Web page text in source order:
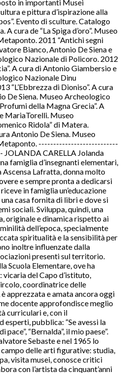
in importanti Musei
e pittura d’ispirazione alla
Evento di sculture. Catalogo
cura de “La Spiga d’oro”. Museo
2011 “Antichi segni
Bianco, Antonio De Siena e
Nazionale di Policoro. 2012
A cura di Antonio Giambersio e
Nazionale Dinu
“L’Ebbrezza di Dioniso”. A cura
De Siena. Museo Archeologico
della Magna Grecia”. A
MariaTorelli. Museo
Ridola” di Matera.
Antonio De Siena. Museo
---------------------------
CARELLA Jolanda
famiglia d’insegnanti elementari,
Lafratta, donna molto
e sempre pronta a dedicarsi
in famiglia un’educazione
casa fornita di libri e dove si
sociali. Sviluppa, quindi, una
originale e dinamica rispetto ai
dell’epoca, specialmente
spiritualità e la sensibilità per
inoltre influenzate dalla
presenti sul territorio.
Scuola Elementare, ove ha
del Capo d’istituto,
coordinatrice delle
apprezzata e amata ancora oggi
docente approfondisce meglio
curriculari e, con il
pubblica: “Se avessi la
“Bernalda”, il mio paese”.
Sebaste e nel 1965 lo
campo delle arti figurative: studia,
visita musei, conosce critici
con l’artista da cinquant’anni